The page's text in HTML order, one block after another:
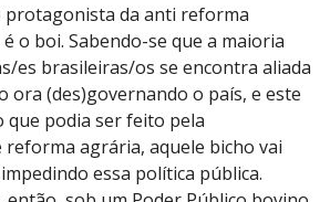
protagonista da anti reforma
o boi. Sabendo-se que a maioria
es brasileiras/os se encontra aliada
ora (des)governando o país, e este
podia ser feito pela
reforma agrária, aquele bicho vai
essa política pública.